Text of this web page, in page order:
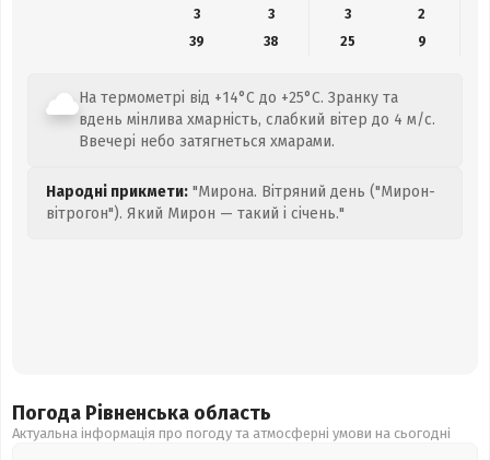
3
3 3
2
39
38 25 9
На термометрі від +14°C до +25°C. Зранку та
вдень мінлива хмарність, слабкий вітер до 4 м/с.
Ввечері небо затягнеться хмарами.
Народні прикмети: "Мирона. Вітряний день ("Мирон-
вітрогон"). Який Мирон — такий і січень."
Погода Рівненська область
Актуальна інформація про погоду та атмосферні умови на сьогодні